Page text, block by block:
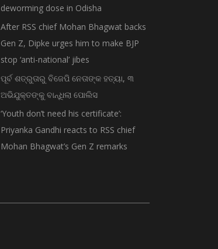
deworming dose in Odisha
After RSS chief Mohan Bhagwat backs
Gen Z, Dipke urges him to make BJP
stop ‘anti-national’ jibes
ପୂର୍ବ ଶତ୍ରୁତାରୁ ବିଜେପି ନେତାଙ୍କ ହତ୍ୟା, ୩
ଅଭିଯୁକ୍ତଙ୍କୁ ବାନ୍ଧିଲା ପୋଲିସ
‘Youth don’t need his certificate’:
Priyanka Gandhi reacts to RSS chief
Mohan Bhagwat’s Gen Z remarks